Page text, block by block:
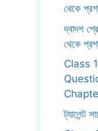
থেকে
দ্বাদশ
থেকে
Class
ট্যালেন্ট